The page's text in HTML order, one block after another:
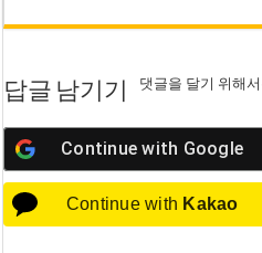
답글 남기기 댓글을 달기 위해
Continue with Google
Continue with Kakao